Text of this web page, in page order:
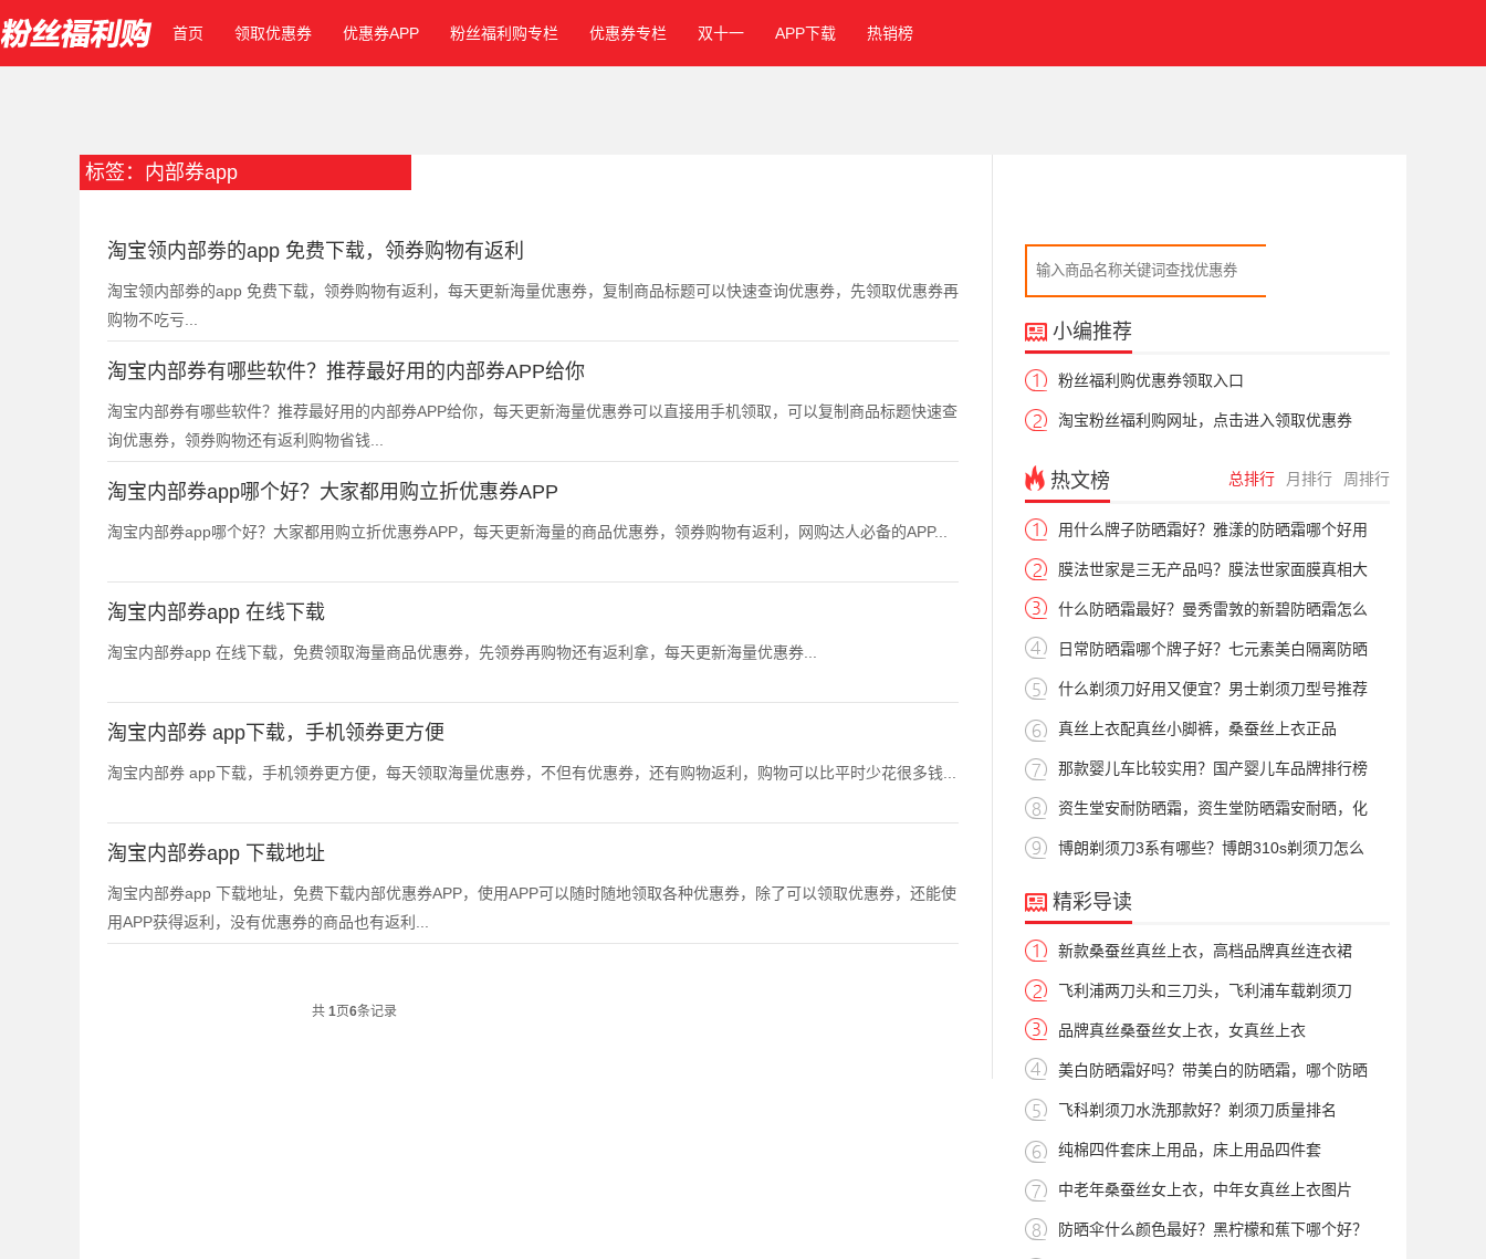
首页 领取优惠券 优惠券APP 粉丝福利购专栏 优惠券专栏 双十一 APP下载 热销榜
标签：内部券app
淘宝领内部劵的app 免费下载，领券购物有返利
淘宝领内部劵的app 免费下载，领券购物有返利，每天更新海量优惠券，复制商品标题可以快速查询优惠券，先领取优惠券再
购物不吃亏...
淘宝内部券有哪些软件？推荐最好用的内部券APP给你
淘宝内部券有哪些软件？推荐最好用的内部券APP给你，每天更新海量优惠券可以直接用手机领取，可以复制商品标题快速查
询优惠券，领券购物还有返利购物省钱...
淘宝内部券app哪个好？大家都用购立折优惠券APP
淘宝内部券app哪个好？大家都用购立折优惠券APP，每天更新海量的商品优惠券，领券购物有返利，网购达人必备的APP...
淘宝内部券app 在线下载
淘宝内部券app 在线下载，免费领取海量商品优惠券，先领券再购物还有返利拿，每天更新海量优惠券...
淘宝内部券 app下载，手机领券更方便
淘宝内部券 app下载，手机领券更方便，每天领取海量优惠券，不但有优惠券，还有购物返利，购物可以比平时少花很多钱...
淘宝内部券app 下载地址
淘宝内部券app 下载地址，免费下载内部优惠券APP，使用APP可以随时随地领取各种优惠券，除了可以领取优惠券，还能使
用APP获得返利，没有优惠券的商品也有返利...
共 1页6条记录
小编推荐
粉丝福利购优惠券领取入口
淘宝粉丝福利购网址，点击进入领取优惠券
总排行 月排行 周排行
热文榜
用什么牌子防晒霜好？雅漾的防晒霜哪个好用
膜法世家是三无产品吗？膜法世家面膜真相大
什么防晒霜最好？曼秀雷敦的新碧防晒霜怎么
日常防晒霜哪个牌子好？七元素美白隔离防晒
什么剃须刀好用又便宜？男士剃须刀型号推荐
真丝上衣配真丝小脚裤，桑蚕丝上衣正品
那款婴儿车比较实用？国产婴儿车品牌排行榜
资生堂安耐防晒霜，资生堂防晒霜安耐晒，化
博朗剃须刀3系有哪些？博朗310s剃须刀怎么
精彩导读
新款桑蚕丝真丝上衣，高档品牌真丝连衣裙
飞利浦两刀头和三刀头，飞利浦车载剃须刀
品牌真丝桑蚕丝女上衣，女真丝上衣
美白防晒霜好吗？带美白的防晒霜，哪个防晒
飞科剃须刀水洗那款好？剃须刀质量排名
纯棉四件套床上用品，床上用品四件套
中老年桑蚕丝女上衣，中年女真丝上衣图片
防晒伞什么颜色最好？黑柠檬和蕉下哪个好？